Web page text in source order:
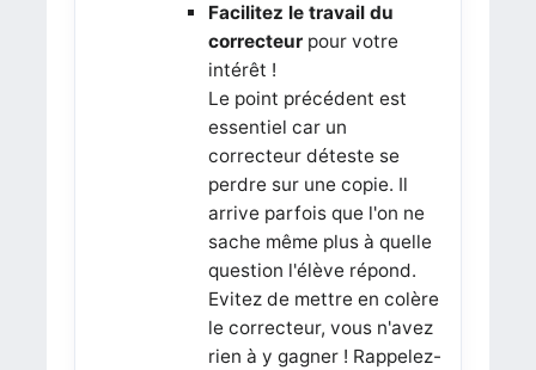
Facilitez le travail du
correcteurpour votre
intérêt !
Le point précédent est
essentiel car un
correcteur déteste se
perdre sur une copie. Il
arrive parfois que l'on ne
sache même plus à quelle
question l'élève répond.
Evitez de mettre en colère
le correcteur, vous n'avez
rien à y gagner ! Rappelez-